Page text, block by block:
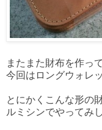
またまた財布を作っ
今回はロングウォレ
とにかくこんな形の
ルミシンでやってみ